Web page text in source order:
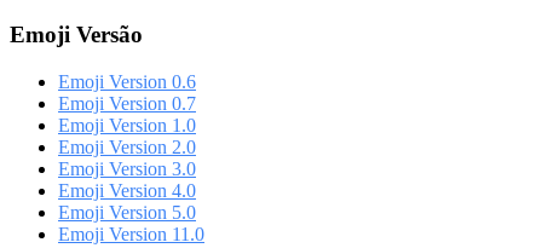
Emoji Versão
Emoji Version 0.6
Emoji Version 0.7
Emoji Version 1.0
Emoji Version 2.0
Emoji Version 3.0
Emoji Version 4.0
Emoji Version 5.0
Emoji Version 11.0